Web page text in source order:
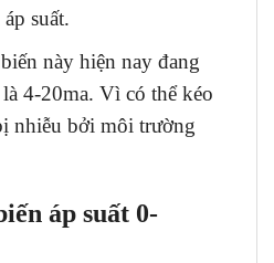
suất.
này hiện nay đang
4-20ma. Vì có thể kéo
nhiễu bởi môi trường
áp suất 0-